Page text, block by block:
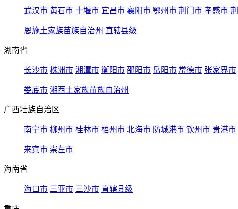
武汉市 黄石市 十堰市 宜昌市 襄阳市 鄂州市 荆门市 孝感市
恩施土家族苗族自治州 直辖县级
湖南省
长沙市 株洲市 湘潭市 衡阳市 邵阳市 岳阳市 常德市 张家界市
娄底市 湘西土家族苗族自治州
广西壮族自治区
南宁市 柳州市 桂林市 梧州市 北海市 防城港市 钦州市 贵港市
来宾市 崇左市
海南省
海口市 三亚市 三沙市 直辖县级